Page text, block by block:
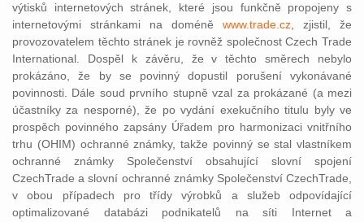
výtisků internetových stránek, které jsou funkčně propojeny s
internetovými stránkami na doméně www.trade.cz , zjistil, že
provozovatelem těchto stránek je rovněž společnost Czech Trade
International. Dospěl k závěru, že v těchto směrech nebylo
prokázáno, že by se povinný dopustil porušení vykonávané
povinnosti. Dále soud prvního stupně vzal za prokázané (a mezi
účastníky za nesporné), že po vydání exekučního titulu byly ve
prospěch povinného zapsány Úřadem pro harmonizaci vnitřního
trhu (OHIM) ochranné známky, takže povinný se stal vlastníkem
ochranné známky Společenství obsahující slovní spojení
CzechTrade a slovní ochranné známky Společenství CzechTrade,
v obou případech pro třídy výrobků a služeb odpovídající
optimalizované databázi podnikatelů na síti Internet a